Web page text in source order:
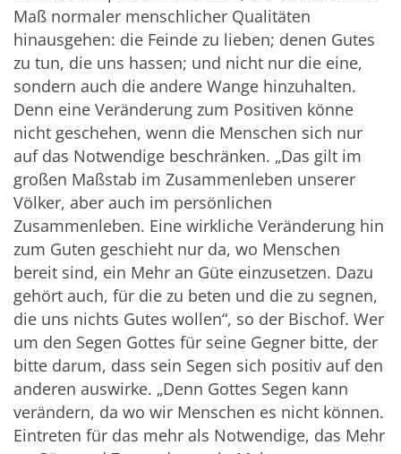
Maß normaler menschlicher Qualitäten
hinausgehen: die Feinde zu lieben; denen Gutes
zu tun, die uns hassen; und nicht nur die eine,
sondern auch die andere Wange hinzuhalten.
Denn eine Veränderung zum Positiven könne
nicht geschehen, wenn die Menschen sich nur
auf das Notwendige beschränken. „Das gilt im
großen Maßstab im Zusammenleben unserer
Völker, aber auch im persönlichen
Zusammenleben. Eine wirkliche Veränderung hin
zum Guten geschieht nur da, wo Menschen
bereit sind, ein Mehr an Güte einzusetzen. Dazu
gehört auch, für die zu beten und die zu segnen,
die uns nichts Gutes wollen“, so der Bischof. Wer
um den Segen Gottes für seine Gegner bitte, der
bitte darum, dass sein Segen sich positiv auf den
anderen auswirke. „Denn Gottes Segen kann
verändern, da wo wir Menschen es nicht können.
Eintreten für das mehr als Notwendige, das Mehr